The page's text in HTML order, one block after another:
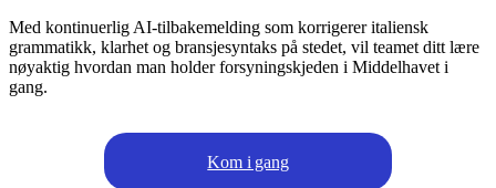
Med kontinuerlig AI-tilbakemelding som korrigerer italiensk
grammatikk, klarhet og bransjesyntaks på stedet, vil teamet ditt lære
nøyaktig hvordan man holder forsyningskjeden i Middelhavet i
gang.
Kom i gang